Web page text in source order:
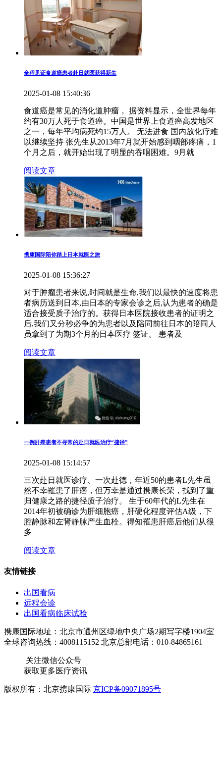
全程见证食道癌患者赴日就医获得新生
2025-01-08 15:40:36
食道癌是常见的消化道肿瘤， 据资料显示，全世界每年
约有30万人死于食道癌。中国是世界上食道癌高发地区
之一，每年平均病死约15万人。 无法进食 国内放化疗难
以继续坚持 张先生从2013年7月就开始感到咽部疼痛，1
个月之后，就开始出现了明显的吞咽困难。9月就
阅读文章
携康国际陪你踏上日本就医之旅
2025-01-08 15:36:27
对于肿瘤患者来说,时间就是生命,我们以最快的速度将患
者病历送到日本,由日本的专家会诊之后,认为患者的确是
适合接受质子治疗的。获得日本医院接收患者的证明之
后,我们又分秒必争的为患者以及陪同前往日本的陪同人
员拿到了为期3个月的日本医疗 签证。 患者及
阅读文章
一例肝癌患者不寻常的赴日就医治疗“捷径”
2025-01-08 15:14:57
三次赴日就医诊疗、一次赴德，年近50的患者L先生虽
然不幸罹患了肝癌，但万幸是通过携康长荣，找到了重
归健康之路的捷径质子治疗。 生于60年代的L先生在
2014年初被确诊为肝细胞癌，肝硬化程度评估A级，下
腔静脉和左肾静脉产生血栓。得知罹患肝癌后他们从很
多
阅读文章
友情链接
出国看病
远程会诊
出国看病临床试验
携康国际地址：北京市通州区绿地中央广场2期写字楼1904室
全球咨询热线：4008115152 北京总部电话：010-84865161
关注微信公众号
获取更多医疗资讯
版权所有：北京携康国际 京ICP备09071895号